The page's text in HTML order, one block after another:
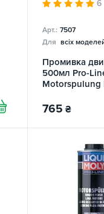
6
Арт.: 7507
Для всіх
Промивка
500мл Pro-
Motorspulung
765 ₴